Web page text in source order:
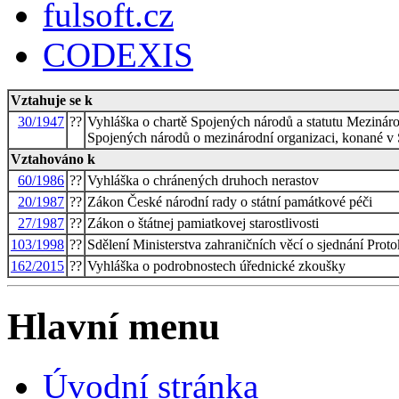
fulsoft.cz
CODEXIS
Vztahuje se k
30/1947 ?? Vyhláška o chartě Spojených národů a statutu
Spojených národů o mezinárodní organizaci, konané v
Vztahováno k
60/1986 ?? Vyhláška o chránených druhoch nerastov
20/1987 ?? Zákon České národní rady o státní památkové péči
27/1987 ?? Zákon o štátnej pamiatkovej starostlivosti
103/1998 ?? Sdělení Ministerstva zahraničních věcí o sjednání
162/2015 ?? Vyhláška o podrobnostech úřednické zkoušky
Hlavní menu
Úvodní stránka